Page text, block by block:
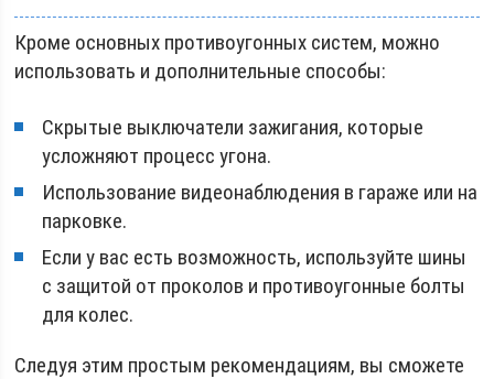
Кроме основных противоугонных систем, можно
использовать и дополнительные способы:
Скрытые выключатели зажигания, которые
усложняют процесс угона.
Использование видеонаблюдения в гараже или на
парковке.
Если у вас есть возможность, используйте шины
с защитой от проколов и противоугонные болты
для колес.
Следуя этим простым рекомендациям, вы сможете